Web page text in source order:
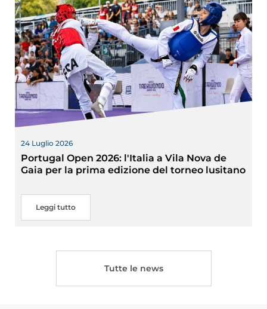
24 Luglio 2026
Portugal Open 2026: l'Italia a Vila Nova de
Gaia per la prima edizione del torneo lusitano
Leggi tutto
Tutte le news